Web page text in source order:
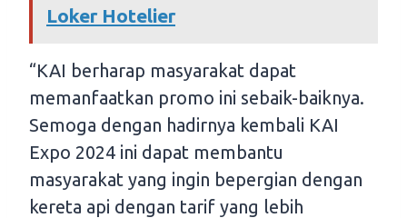
Loker Hotelier
“KAI berharap masyarakat dapat
memanfaatkan promo ini sebaik-baiknya.
Semoga dengan hadirnya kembali KAI
Expo 2024 ini dapat membantu
masyarakat yang ingin bepergian dengan
kereta api dengan tarif yang lebih